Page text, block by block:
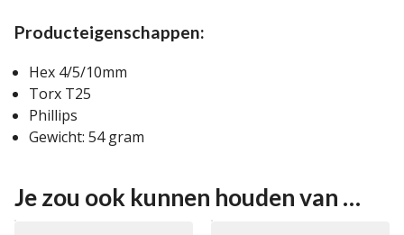
Producteigenschappen:
Hex 4/5/10mm
Torx T25
Phillips
Gewicht: 54 gram
Je zou ook kunnen houden van …